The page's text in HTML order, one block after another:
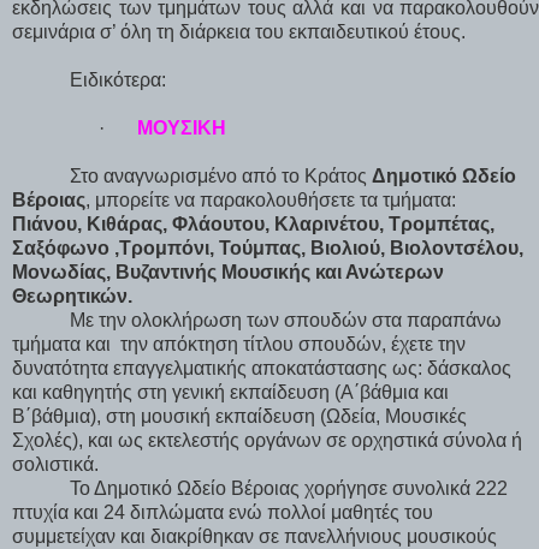
εκδηλώσεις των τμημάτων τους αλλά και να παρακολουθούν
σεμινάρια σ’ όλη τη διάρκεια του εκπαιδευτικού έτους.
Ειδικότερα:
· ΜΟΥΣΙΚΗ
Στο αναγνωρισμένο από το Κράτος Δημοτικό Ωδείο
Βέροιας, μπορείτε να παρακολουθήσετε τα τμήματα:
Πιάνου, Κιθάρας, Φλάουτου, Κλαρινέτου, Τρομπέτας,
Σαξόφωνο ,Τρομπόνι, Τούμπας, Βιολιού, Βιολοντσέλου,
Μονωδίας, Βυζαντινής Μουσικής και Ανώτερων
Θεωρητικών.
Με την ολοκλήρωση των σπουδών στα παραπάνω
τμήματα και την απόκτηση τίτλου σπουδών, έχετε την
δυνατότητα επαγγελματικής αποκατάστασης ως: δάσκαλος
και καθηγητής στη γενική εκπαίδευση (Α΄βάθμια και
Β΄βάθμια), στη μουσική εκπαίδευση (Ωδεία, Μουσικές
Σχολές), και ως εκτελεστής οργάνων σε ορχηστικά σύνολα ή
σολιστικά.
Το Δημοτικό Ωδείο Βέροιας χορήγησε συνολικά 222
πτυχία και 24 διπλώματα ενώ πολλοί μαθητές του
συμμετείχαν και διακρίθηκαν σε πανελλήνιους μουσικούς